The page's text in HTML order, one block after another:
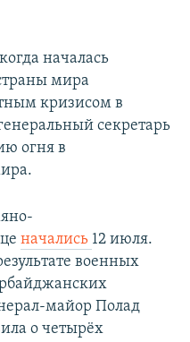
началась
мира
кризисом в
секретарь
огня в
начались 12 июля.
военных
майор Полад
о четырёх